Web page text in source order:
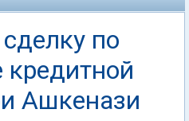
по
Ашкенази